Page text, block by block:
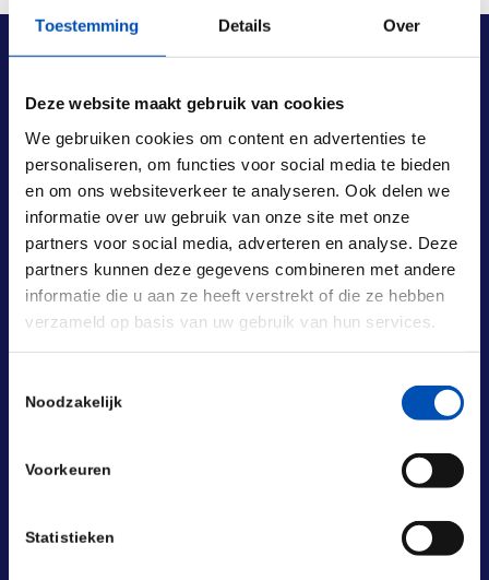
Toestemming Details Over
Deze website maakt gebruik van cookies
We gebruiken cookies om content en advertenties te
personaliseren, om functies voor social media te bieden
en om ons websiteverkeer te analyseren. Ook delen we
informatie over uw gebruik van onze site met onze
partners voor social media, adverteren en analyse. Deze
partners kunnen deze gegevens combineren met andere
informatie die u aan ze heeft verstrekt of die ze hebben
verzameld op basis van uw gebruik van hun services.
Noodzakelijk
Voorkeuren
Statistieken
Laan van Nieuw Oost-Indië 131-133
POSTADRES